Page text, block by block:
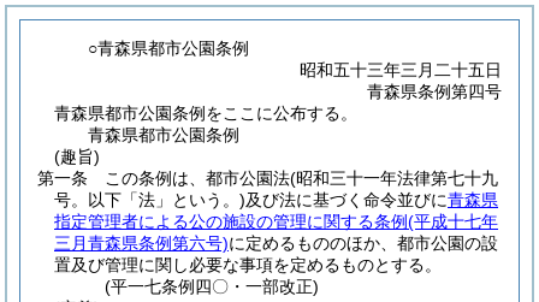
○青森県都市公園条例
昭和五十三年三月二十五日
青森県条例第四号
青森県都市公園条例をここに公布する。
青森県都市公園条例
(趣旨)
第一条
この条例は、都市公園法(昭和三十一年法律第七十九
号。以下「法」という。)及び法に基づく命令並びに青森県
指定管理者による公の施設の管理に関する条例(平成十七年
三月青森県条例第六号)に定めるもののほか、都市公園の設
置及び管理に関し必要な事項を定めるものとする。
(平一七条例四〇・一部改正)